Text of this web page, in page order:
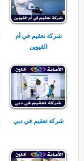
شركة تعقيم في أم
القيوين
شركة تعقيم في دبي